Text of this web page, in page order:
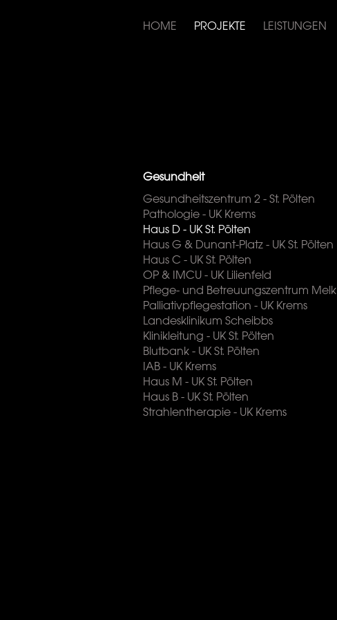
HOME PROJEKTE LEISTUNGEN
Gesundheit
Gesundheitszentrum 2 - St. Pölten
Pathologie - UK Krems
Haus D - UK St. Pölten
Haus G & Dunant-Platz - UK St. Pölten
Haus C - UK St. Pölten
OP & IMCU - UK Lilienfeld
Pflege- und Betreuungszentrum Melk
Palliativpflegestation - UK Krems
Landesklinikum Scheibbs
Klinikleitung - UK St. Pölten
Blutbank - UK St. Pölten
IAB - UK Krems
Haus M - UK St. Pölten
Haus B - UK St. Pölten
Strahlentherapie - UK Krems